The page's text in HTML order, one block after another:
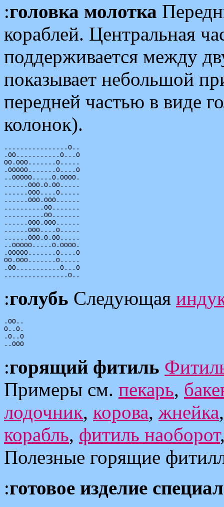
:головка молотка
кораблей. Центральная
поддерживается между
показывает небольшой
передней частью в виде
колонок).
................O..
.OO...........O...O
OO.OOO.......O.....
.OOOOO.......O....O
..OOOOO.....O.OOOO.
......OOO.O.OO.....
......OOO....O.....
......OOO.OOO......
..........OO.......
..........OO.......
......OOO.OOO......
......OOO....O.....
......OOO.O.OO.....
..OOOOO.....O.OOOO.
.OOOOO.......O....O
OO.OOO.......O.....
.OO...........O...O
:голубь Следующая
.OO..
O..O.
.O..O
:горящий фитиль
Примеры см. пекарь,
лодочник, корова, жнейка
корабль, фитиль наоборот
Полезные горящие
:готовое изделие